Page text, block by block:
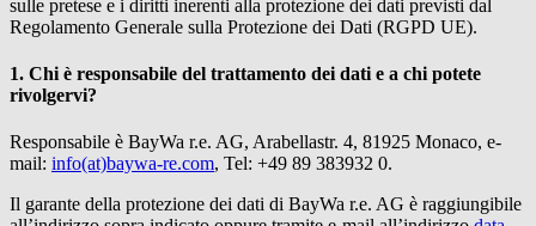
sulle pretese e i diritti inerenti alla protezione dei dati previsti dal
Regolamento Generale sulla Protezione dei Dati (RGPD UE).
1. Chi è responsabile del trattamento dei dati e a chi potete
rivolgervi?
Responsabile è BayWa r.e. AG, Arabellastr. 4, 81925 Monaco, e-
mail: info(at)baywa-re.com, Tel: +49 89 383932 0.
Il garante della protezione dei dati di BayWa r.e. AG è raggiungibile